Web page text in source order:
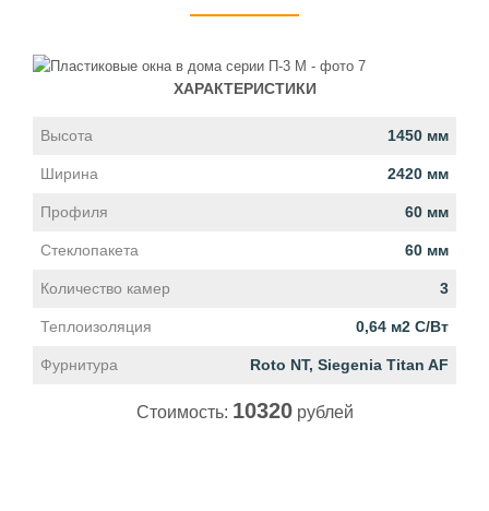
ХАРАКТЕРИСТИКИ
Высота 1450 мм
Ширина 2420 мм
Профиля 60 мм
Стеклопакета 60 мм
Количество камер 3
Теплоизоляция 0,64 м2 С/Вт
Фурнитура Roto NT, Siegenia Titan AF
Стоимость: 10320рублей